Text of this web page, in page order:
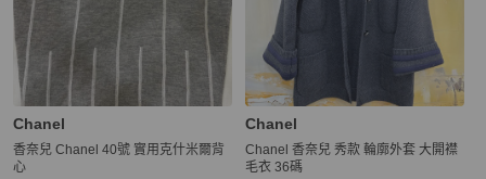
Chanel
香奈兒 Chanel 40號 實用克什米爾背
心
Chanel
Chanel 香奈兒 秀款 輪廓外套 大開襟
毛衣 36碼